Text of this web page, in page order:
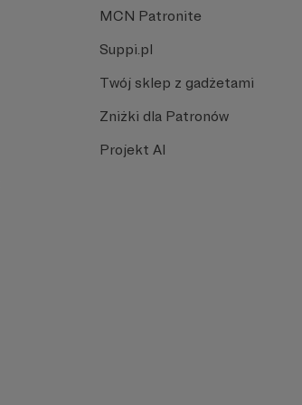
MCN Patronite
Suppi.pl
Twój sklep z gadżetami
Zniżki dla Patronów
Projekt AI